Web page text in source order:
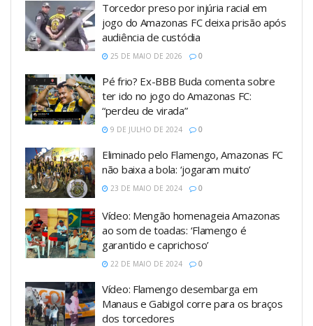
Torcedor preso por injúria racial em
jogo do Amazonas FC deixa prisão após
audiência de custódia
25 DE MAIO DE 2026 0
Pé frio? Ex-BBB Buda comenta sobre
ter ido no jogo do Amazonas FC:
“perdeu de virada”
9 DE JULHO DE 2024 0
Eliminado pelo Flamengo, Amazonas FC
não baixa a bola: ‘jogaram muito’
23 DE MAIO DE 2024 0
Vídeo: Mengão homenageia Amazonas
ao som de toadas: ‘Flamengo é
garantido e caprichoso’
22 DE MAIO DE 2024 0
Vídeo: Flamengo desembarga em
Manaus e Gabigol corre para os braços
dos torcedores